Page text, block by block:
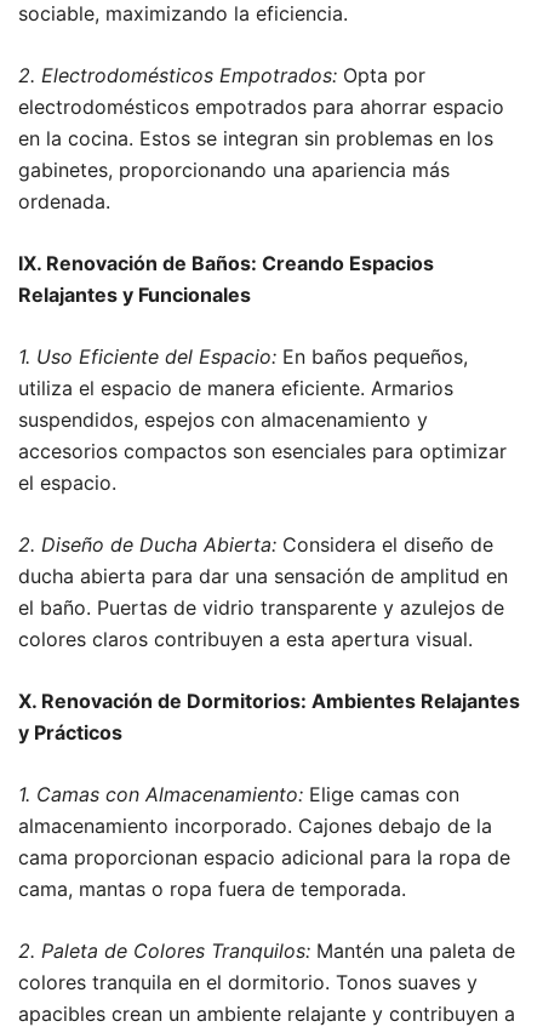
sociable, maximizando la eficiencia.
2. Electrodomésticos Empotrados: Opta por
electrodomésticos empotrados para ahorrar espacio
en la cocina. Estos se integran sin problemas en los
gabinetes, proporcionando una apariencia más
ordenada.
IX. Renovación de Baños: Creando Espacios
Relajantes y Funcionales
1. Uso Eficiente del Espacio: En baños pequeños,
utiliza el espacio de manera eficiente. Armarios
suspendidos, espejos con almacenamiento y
accesorios compactos son esenciales para optimizar
el espacio.
2. Diseño de Ducha Abierta: Considera el diseño de
ducha abierta para dar una sensación de amplitud en
el baño. Puertas de vidrio transparente y azulejos de
colores claros contribuyen a esta apertura visual.
X. Renovación de Dormitorios: Ambientes Relajantes
y Prácticos
1. Camas con Almacenamiento: Elige camas con
almacenamiento incorporado. Cajones debajo de la
cama proporcionan espacio adicional para la ropa de
cama, mantas o ropa fuera de temporada.
2. Paleta de Colores Tranquilos: Mantén una paleta de
colores tranquila en el dormitorio. Tonos suaves y
apacibles crean un ambiente relajante y contribuyen a